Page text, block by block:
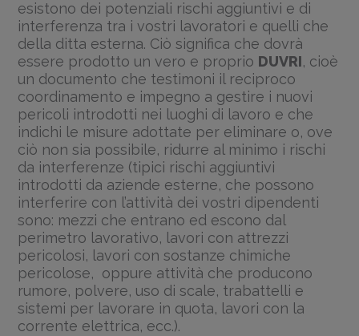
esistono dei potenziali rischi aggiuntivi e di
interferenza tra i vostri lavoratori e quelli che
della ditta esterna. Ciò significa che dovrà
essere prodotto un vero e proprio DUVRI, cioè
un documento che testimoni il reciproco
coordinamento e impegno a gestire i nuovi
pericoli introdotti nei luoghi di lavoro e che
indichi le misure adottate per eliminare o, ove
ciò non sia possibile, ridurre al minimo i rischi
da interferenze (tipici rischi aggiuntivi
introdotti da aziende esterne, che possono
interferire con l’attività dei vostri dipendenti
sono: mezzi che entrano ed escono dal
perimetro lavorativo, lavori con attrezzi
pericolosi, lavori con sostanze chimiche
pericolose, oppure attività che producono
rumore, polvere, uso di scale, trabattelli e
sistemi per lavorare in quota, lavori con la
corrente elettrica, ecc.).